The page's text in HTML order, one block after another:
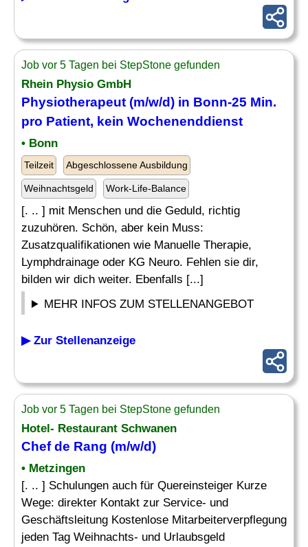
Job vor 5 Tagen bei StepStone gefunden
Rhein Physio GmbH
Physiotherapeut (m/w/d) in Bonn-25 Min.
pro Patient, kein Wochenenddienst
• Bonn
Teilzeit Abgeschlossene Ausbildung
Weihnachtsgeld Work-Life-Balance
[. .. ] mit Menschen und die Geduld, richtig
zuzuhören. Schön, aber kein Muss:
Zusatzqualifikationen wie Manuelle Therapie,
Lymphdrainage oder KG Neuro. Fehlen sie dir,
bilden wir dich weiter. Ebenfalls [...]
MEHR INFOS ZUM STELLENANGEBOT
▶ Zur Stellenanzeige
Job vor 5 Tagen bei StepStone gefunden
Hotel- Restaurant Schwanen
Chef de Rang (m/w/d)
• Metzingen
[. .. ] Schulungen auch für Quereinsteiger Kurze
Wege: direkter Kontakt zur Service- und
Geschäftsleitung Kostenlose Mitarbeiterverpflegung
jeden Tag Weihnachts- und Urlaubsgeld